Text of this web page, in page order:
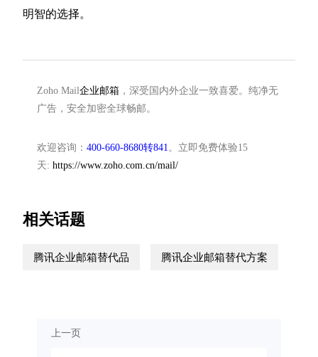
明智的选择。
Zoho Mail企业邮箱，深受国内外企业一致喜爱。纯净无
广告，安全加密全球畅邮。
欢迎咨询： 400-660-8680转841。立即免费体验15
天: https://www.zoho.com.cn/mail/
相关话题
腾讯企业邮箱替代品 腾讯企业邮箱替代方案
上一页